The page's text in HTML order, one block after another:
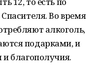
Во время
алкоголь,
подарками, и
и благополучия.